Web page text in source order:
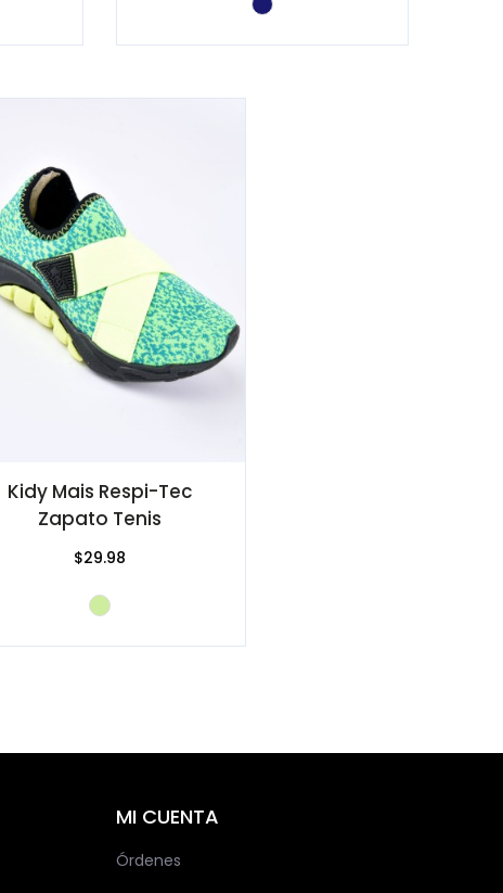
Kidy Mais Respi-Tec
Zapato Tenis
$29.98
MI CUENTA
Órdenes